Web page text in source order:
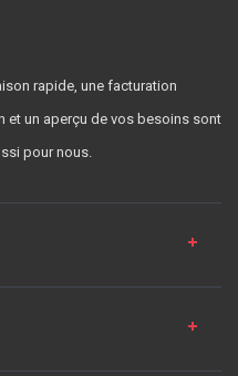
rapide, une facturation
et un aperçu de vos besoins sont
pour nous.